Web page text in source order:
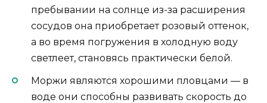
пребывании на солнце из-за расширения
сосудов она приобретает розовый оттенок,
а во время погружения в холодную воду
светлеет, становясь практически белой.
Моржи являются хорошими пловцами — в
воде они способны развивать скорость до